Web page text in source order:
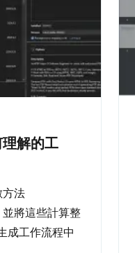
解的工
方法
將這些計算整
成工作流程中